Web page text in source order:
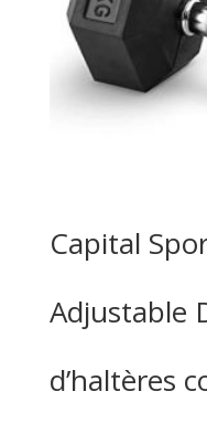
Capital
Adjustable
d’haltères